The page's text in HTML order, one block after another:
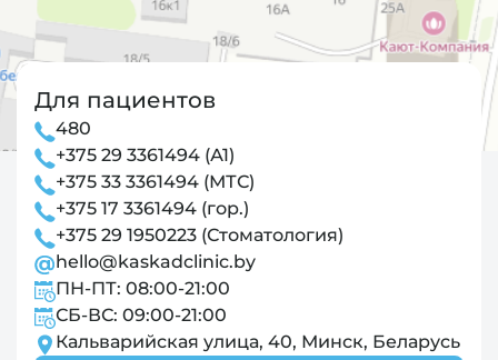
Для пациентов
480
+375 29 3361494 (А1)
+375 33 3361494 (МТС)
+375 17 3361494 (гор.)
+375 29 1950223 (Стоматология)
hello@kaskadclinic.by
ПН-ПТ: 08:00-21:00
СБ-ВС: 09:00-21:00
Кальварийская улица, 40, Минск, Беларусь